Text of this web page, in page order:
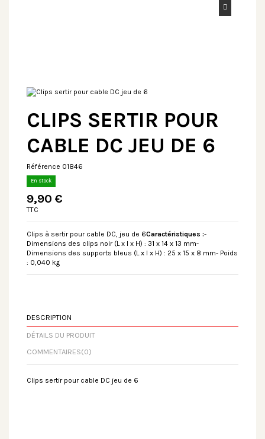
CLIPS SERTIR POUR
CABLE DC JEU DE 6
Référence 01846
En stock
9,90 €
TTC
Clips à sertir pour cable DC, jeu de 6Caractéristiques :-
Dimensions des clips noir (L x l x H) : 31 x 14 x 13 mm-
Dimensions des supports bleus (L x l x H) : 25 x 15 x 8 mm- Poids
: 0,040 kg
DESCRIPTION
DÉTAILS DU PRODUIT
COMMENTAIRES(0)
Clips sertir pour cable DC jeu de 6